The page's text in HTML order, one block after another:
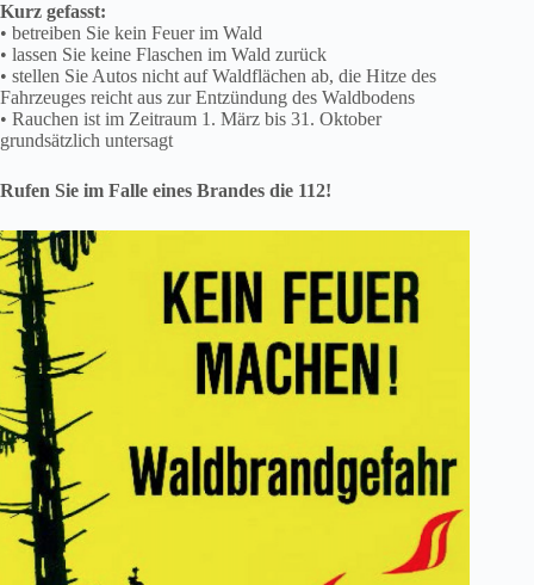
Kurz gefasst:
• betreiben Sie kein Feuer im Wald
• lassen Sie keine Flaschen im Wald zurück
• stellen Sie Autos nicht auf Waldflächen ab, die Hitze des
Fahrzeuges reicht aus zur Entzündung des Waldbodens
• Rauchen ist im Zeitraum 1. März bis 31. Oktober
grundsätzlich untersagt
Rufen Sie im Falle eines Brandes die 112!